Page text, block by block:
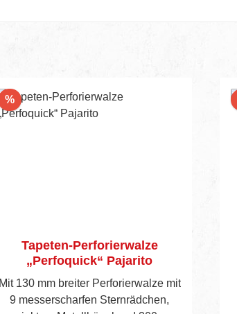
%Rabatt
Tapeten-Perforierwalze
„Perfoquick“ Pajarito
Mit 130 mm breiter Perforierwalze mit
9 messerscharfen Sternrädchen,